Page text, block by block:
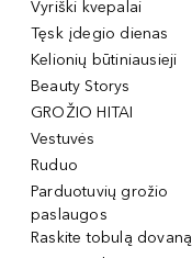
Vyriški kvepalai
Tęsk įdegio dienas
Kelionių būtiniausieji
Beauty Storys
GROŽIO HITAI
Vestuvės
Ruduo
Parduotuvių grožio
paslaugos
Raskite tobulą dovaną